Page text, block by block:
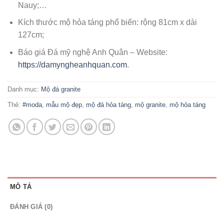
Nauy;…
Kích thước mộ hỏa táng phổ biến: rộng 81cm x dài
127cm;
Báo giá Đá mỹ nghệ Anh Quân – Website:
https://damyngheanhquan.com.
Danh mục: Mộ đá granite
Thẻ: #moda mẫu mộ đẹp mộ đá hỏa táng mộ granite mộ hỏa táng
MÔ TẢ
ĐÁNH GIÁ (0)